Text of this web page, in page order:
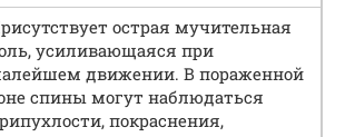
острая мучительная
усиливающаяся при
движении. В пораженной
спины могут наблюдаться
покраснения,